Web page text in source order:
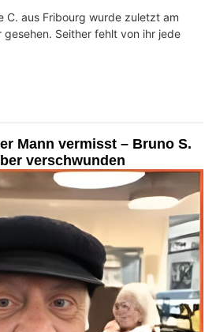
C. aus Fribourg wurde zuletzt am
Seither fehlt von ihr jede
Mann vermisst – Bruno S.
verschwunden